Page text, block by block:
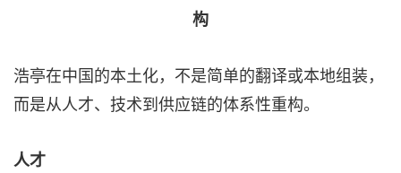
构
浩亭在中国的本土化，不是简单的翻译或本地组装，
而是从人才、技术到供应链的体系性重构。
人才